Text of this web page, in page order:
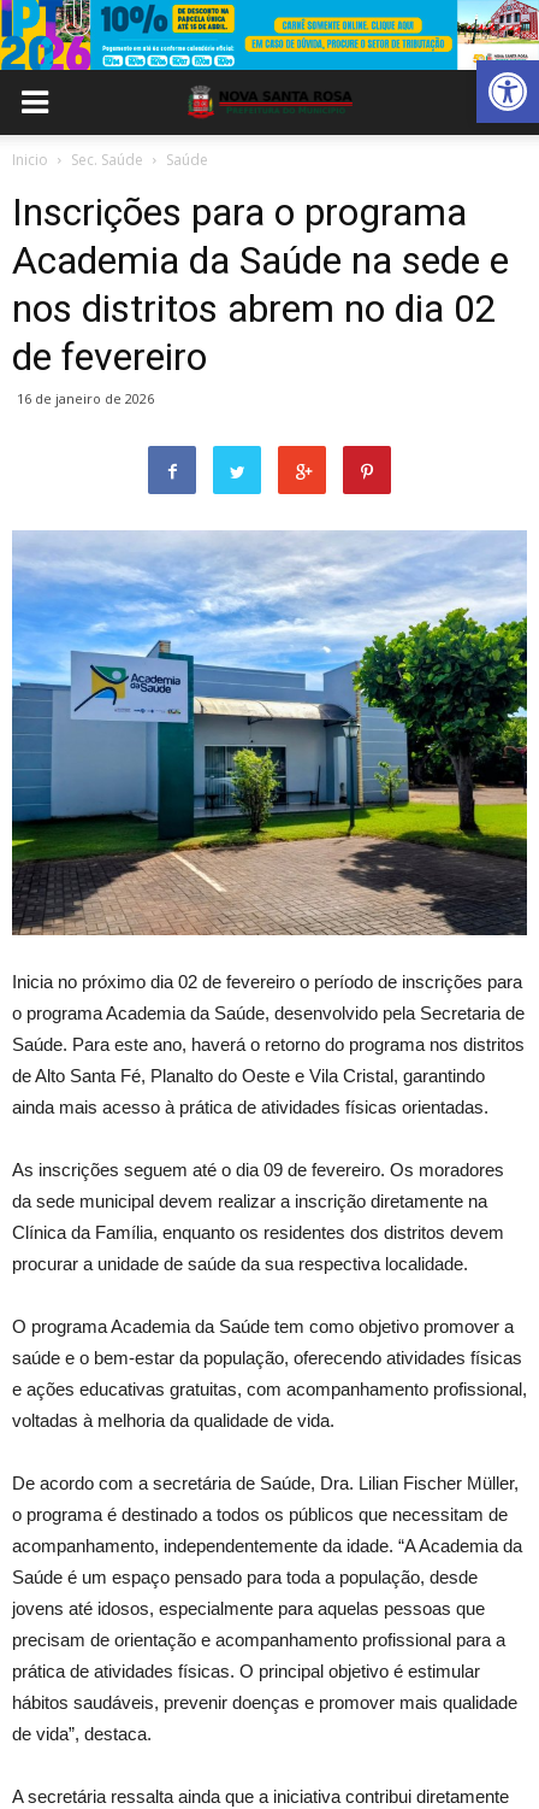
Abrir
Inicio Sec. Saúde Saúde
Inscrições para o programa
Academia da Saúde na sede e
nos distritos abrem no dia 02
de fevereiro
16 de janeiro de 2026
Inicia no próximo dia 02 de fevereiro o período de inscrições para
o programa Academia da Saúde, desenvolvido pela Secretaria de
Saúde. Para este ano, haverá o retorno do programa nos distritos
de Alto Santa Fé, Planalto do Oeste e Vila Cristal, garantindo
ainda mais acesso à prática de atividades físicas orientadas.
As inscrições seguem até o dia 09 de fevereiro. Os moradores
da sede municipal devem realizar a inscrição diretamente na
Clínica da Família, enquanto os residentes dos distritos devem
procurar a unidade de saúde da sua respectiva localidade.
O programa Academia da Saúde tem como objetivo promover a
saúde e o bem-estar da população, oferecendo atividades físicas
e ações educativas gratuitas, com acompanhamento profissional,
voltadas à melhoria da qualidade de vida.
De acordo com a secretária de Saúde, Dra. Lilian Fischer Müller,
o programa é destinado a todos os públicos que necessitam de
acompanhamento, independentemente da idade. “A Academia da
Saúde é um espaço pensado para toda a população, desde
jovens até idosos, especialmente para aquelas pessoas que
precisam de orientação e acompanhamento profissional para a
prática de atividades físicas. O principal objetivo é estimular
hábitos saudáveis, prevenir doenças e promover mais qualidade
de vida”, destaca.
A secretária ressalta ainda que a iniciativa contribui diretamente